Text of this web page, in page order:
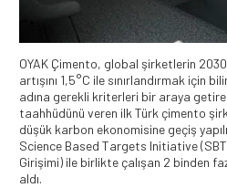
OYAK Çimento, global şirketlerin 2030
artışını 1,5°C ile sınırlandırmak için
adına gerekli kriterleri bir araya
taahhüdünü veren ilk Türk çimento
düşük karbon ekonomisine geçiş
Science Based Targets Initiative
Girişimi) ile birlikte çalışan 2 binden
aldı.